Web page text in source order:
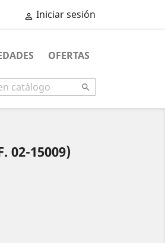
 Iniciar sesión
OFERTAS

02-15009)